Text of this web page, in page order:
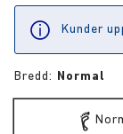
Kunder
Bredd: Normal